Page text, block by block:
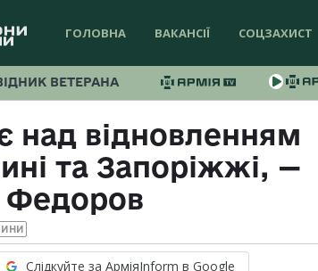
ГОЛОВНА ВАКАНСІЇ СОЦЗАХИСТ
ВЕТЕРАНА
над відновленням
та Запоріжжі, —
Слідкуйте за АрміяInform в Google